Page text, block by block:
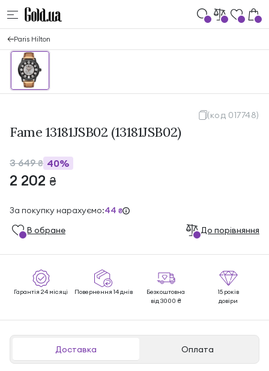
Paris Hilton
(код 017748)
Fame 13181JSB02 (13181JSB02)
3 649₴ 40%
2 202 ₴
За покупку нарахуємо:44 ₴
В обране До порівняння
Гарантія 24 місяці Повернення 14 днів
Безкоштовна
від 3000 ₴
15 років
довіри
Доставка Оплата